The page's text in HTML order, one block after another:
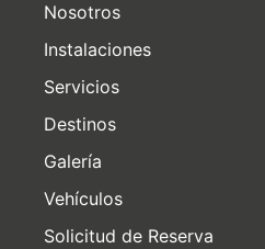
Nosotros
Instalaciones
Servicios
Destinos
Galería
Vehículos
Solicitud de Reserva